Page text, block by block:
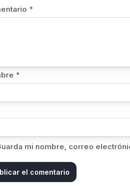
*
*
mi nombre, correo